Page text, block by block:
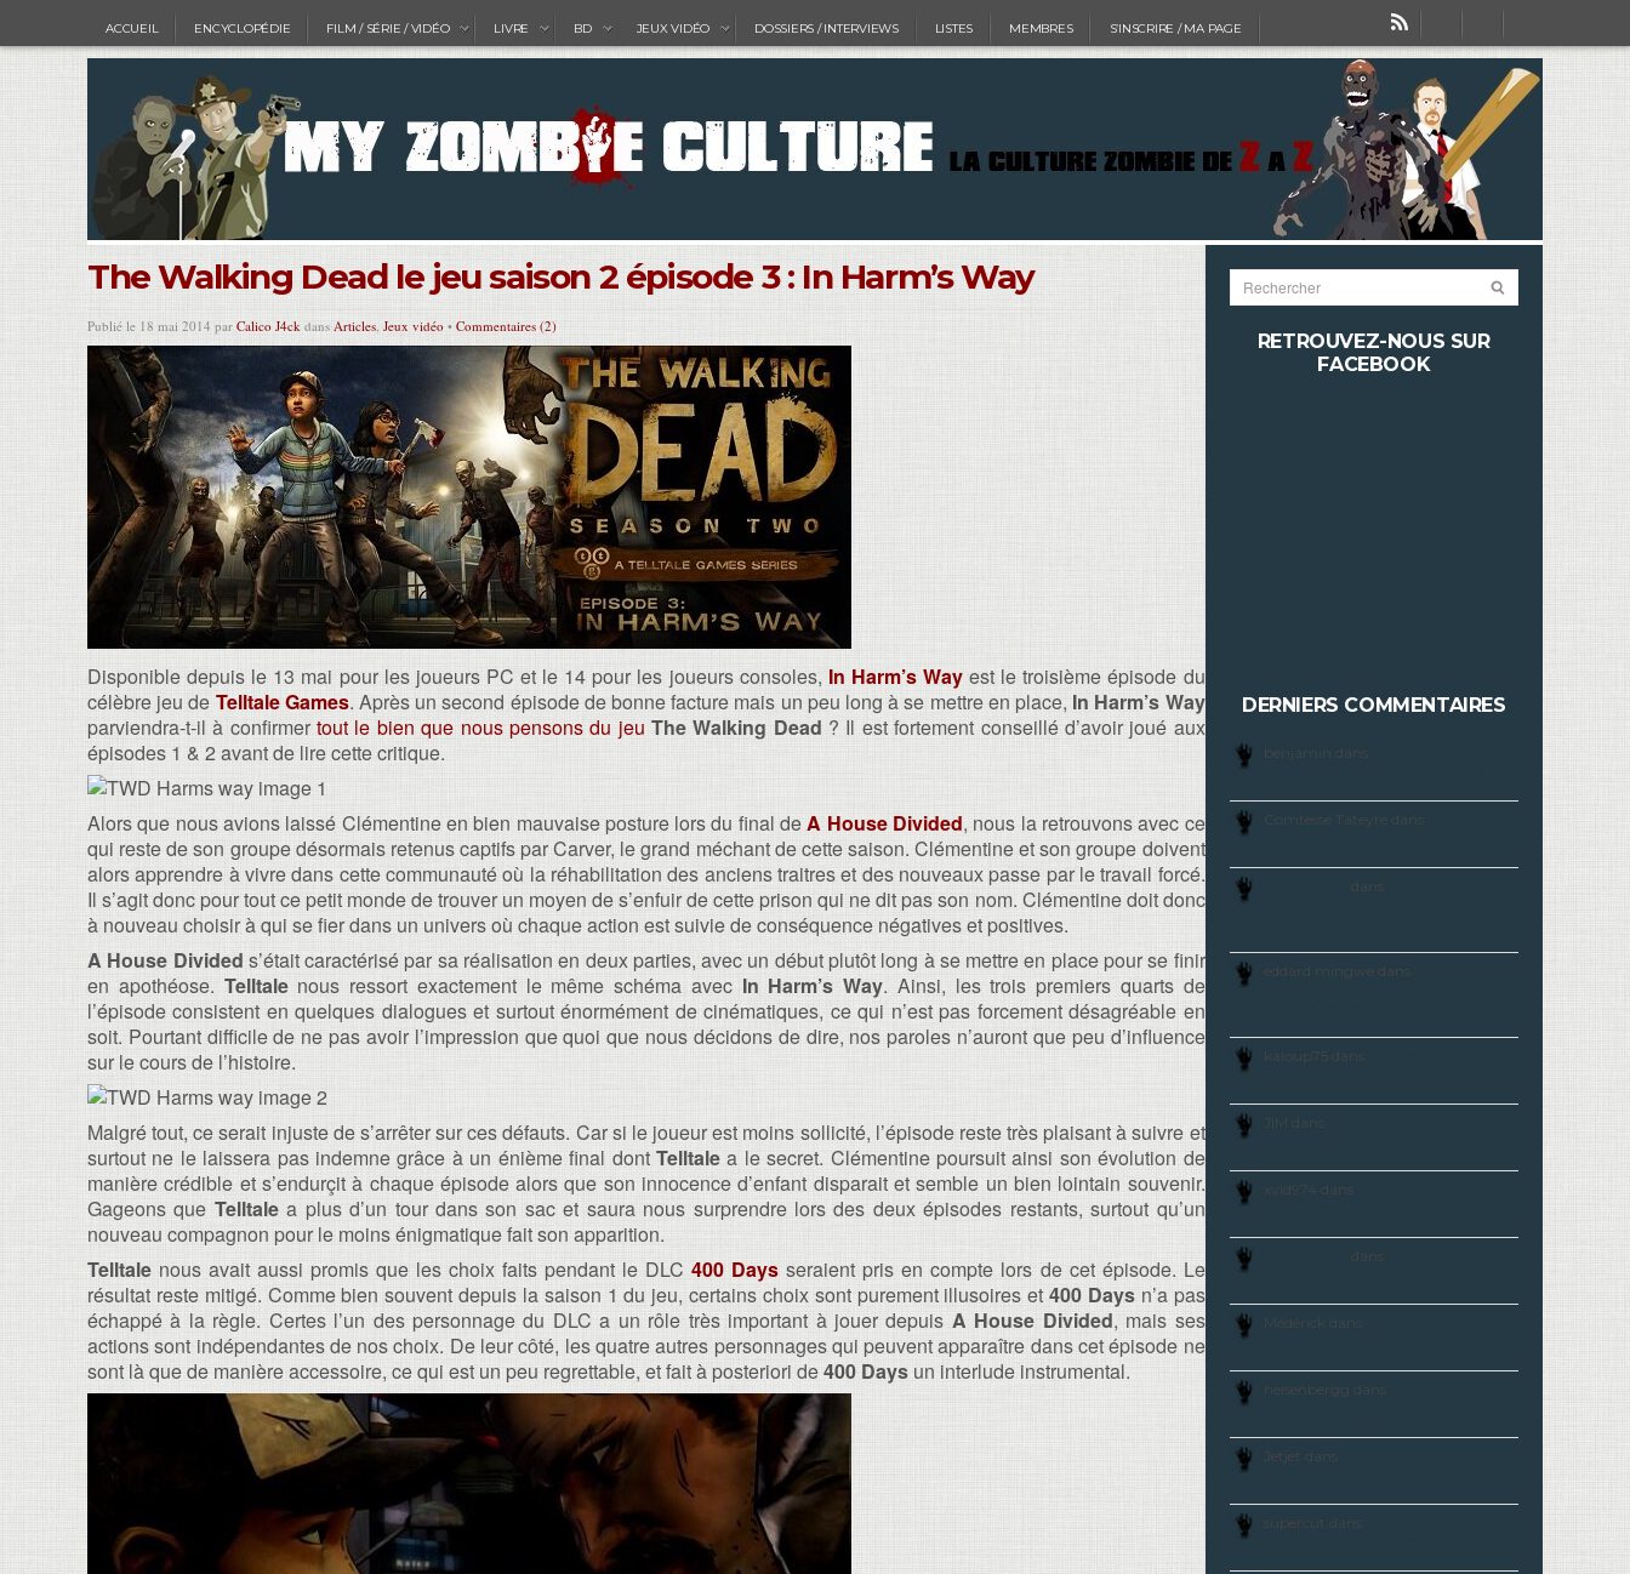
ACCUEIL ENCYCLOPÉDIE FILM / SÉRIE / VIDÉO LIVRE BD JEUX VIDÉO DOSSIERS / INTERVIEWS LISTES MEMBRES S’INSCRIRE / MA PAGE
The Walking Dead le jeu saison 2 épisode 3 : In Harm’s Way
Publié le 18 mai 2014 par Calico J4ck dans Articles, Jeux vidéo • Commentaires (2)
Disponible depuis le 13 mai pour les joueurs PC et le 14 pour les joueurs consoles, In Harm’s Way est le troisième épisode du
célèbre jeu de Telltale Games. Après un second épisode de bonne facture mais un peu long à se mettre en place, In Harm’s Way
parviendra-t-il à confirmertout le bien que nous pensons du jeu The Walking Dead ? Il est fortement conseillé d’avoir joué aux
épisodes 1 & 2 avant de lire cette critique.
Alors que nous avions laissé Clémentine en bien mauvaise posture lors du final deA House Divided, nous la retrouvons avec ce
qui reste de son groupe désormais retenus captifs par Carver, le grand méchant de cette saison. Clémentine et son groupe doivent
alors apprendre à vivre dans cette communauté où la réhabilitation des anciens traitres et des nouveaux passe par le travail forcé.
Il s’agit donc pour tout ce petit monde de trouver un moyen de s’enfuir de cette prison qui ne dit pas son nom. Clémentine doit donc
à nouveau choisir à qui se fier dans un univers où chaque action est suivie de conséquence négatives et positives.
A House Divided s’était caractérisé par sa réalisation en deux parties, avec un début plutôt long à se mettre en place pour se finir
en apothéose. Telltalenous ressort exactement le même schéma avec In Harm’s Way. Ainsi, les trois premiers quarts de
l’épisode consistent en quelques dialogues et surtout énormément de cinématiques, ce qui n’est pas forcement désagréable en
soit. Pourtant difficile de ne pas avoir l’impression que quoi que nous décidons de dire, nos paroles n’auront que peu d’influence
sur le cours de l’histoire.
Malgré tout, ce serait injuste de s’arrêter sur ces défauts. Car si le joueur est moins sollicité, l’épisode reste très plaisant à suivre et
surtout ne le laissera pas indemne grâce à un énième final dont Telltalea le secret. Clémentine poursuit ainsi son évolution de
manière crédible et s’endurçit à chaque épisode alors que son innocence d’enfant disparait et semble un bien lointain souvenir.
Gageons que Telltalea plus d’un tour dans son sac et saura nous surprendre lors des deux épisodes restants, surtout qu’un
nouveau compagnon pour le moins énigmatique fait son apparition.
Telltale nous avait aussi promis que les choix faits pendant le DLC400 Days seraient pris en compte lors de cet épisode. Le
résultat reste mitigé. Comme bien souvent depuis la saison 1 du jeu, certains choix sont purement illusoires et400 Daysn’a pas
échappé à la règle. Certes l’un des personnage du DLC a un rôle très important à jouer depuis A House Divided, mais ses
actions sont indépendantes de nos choix. De leur côté, les quatre autres personnages qui peuvent apparaître dans cet épisode ne
sont là que de manière accessoire, ce qui est un peu regrettable, et fait à posteriori de400 Days un interlude instrumental.
RETROUVEZ-NOUS SUR
FACEBOOK
DERNIERS COMMENTAIRES
benjamin dans
Comtesse Tateyre dans
dans
eddard mingwe dans
kaloup75 dans
JIM dans
xvid974 dans
dans
Médérick dans
heisenbergg dans
Jetjet dans
supercut dans